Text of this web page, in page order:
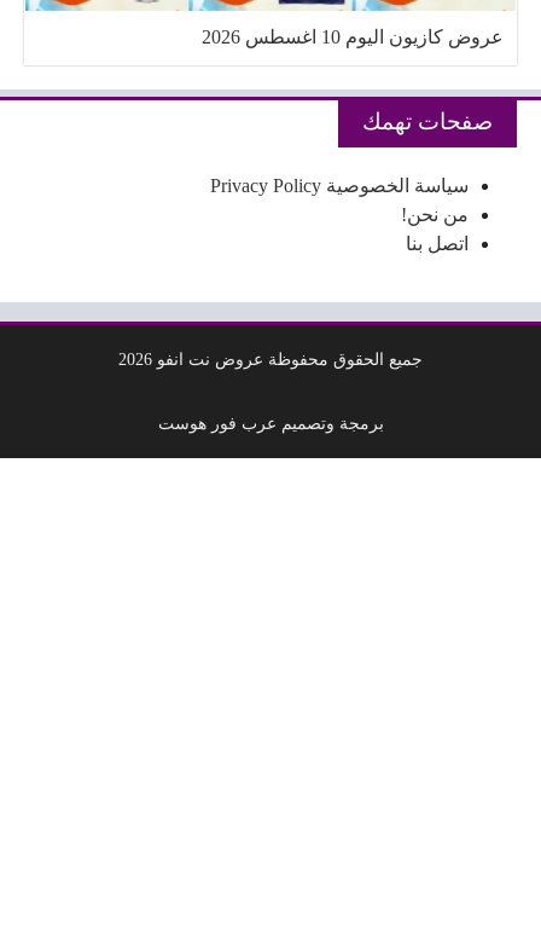
عروض كازيون اليوم 10 اغسطس 2026
صفحات تهمك
سياسة الخصوصية Privacy Policy
من نحن!
اتصل بنا
جميع الحقوق محفوظة عروض نت انفو 2026
برمجة وتصميم عرب فور هوست